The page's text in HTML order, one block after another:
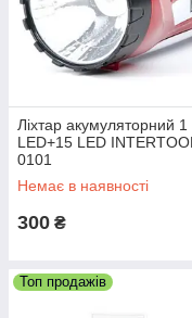
Ліхтар акумуляторний 1
LED+15 LED
0101
Немає в наявності
300 ₴
Топ продажів